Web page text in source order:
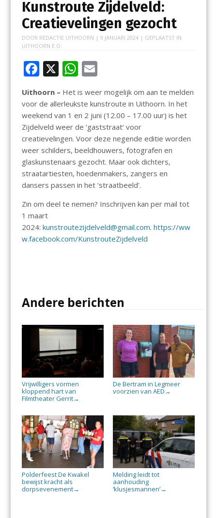
Kunstroute Zijdelveld:
Creatievelingen gezocht
DOOR REDACTIE UITHOORN | 9 JANUARI 2024| GEPLAATST IN
UITHOORN E.O.
F
e
b
o
o
k
X W
at
s
A
p
p
E
ai
l
Uithoorn – Het is weer mogelijk om aan te melden
voor de allerleukste kunstroute in Uithoorn. In het
weekend van 1 en 2 juni (12.00 – 17.00 uur) is het
Zijdelveld weer de ‘gaststraat‘ voor
creatievelingen. Voor deze negende editie worden
weer schilders, beeldhouwers, fotografen en
glaskunstenaars gezocht. Maar ook dichters,
straatartiesten, hoedenmakers, zangers en
dansers passen in het ‘straatbeeld’.
Zin om deel te nemen? Inschrijven kan per mail tot
1 maart
2024: kunstroutezijdelveld@gmail.com. https://ww
w.facebook.com/KunstrouteZijdelveld
Andere berichten
Vrijwilligers vormen
kloppend hart van
Filmtheater Gerrit→
De Bertram in Legmeer
voorzien van AED →
Polderfeest De Kwakel
bewijst kracht als
dorpsevenement→
Melding leidt tot
aanhouding
‘klusjesmannen’→